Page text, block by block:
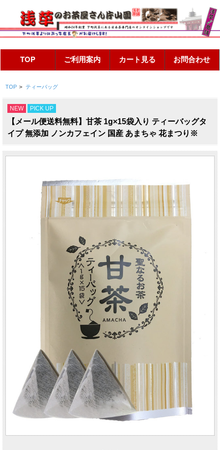
TOP > ティーバッグ
NEW PICK UP
【メール便送料無料】甘茶 1g×15袋入り ティーバッグタ
イプ 無添加 ノンカフェイン 国産 あまちゃ 花まつり※